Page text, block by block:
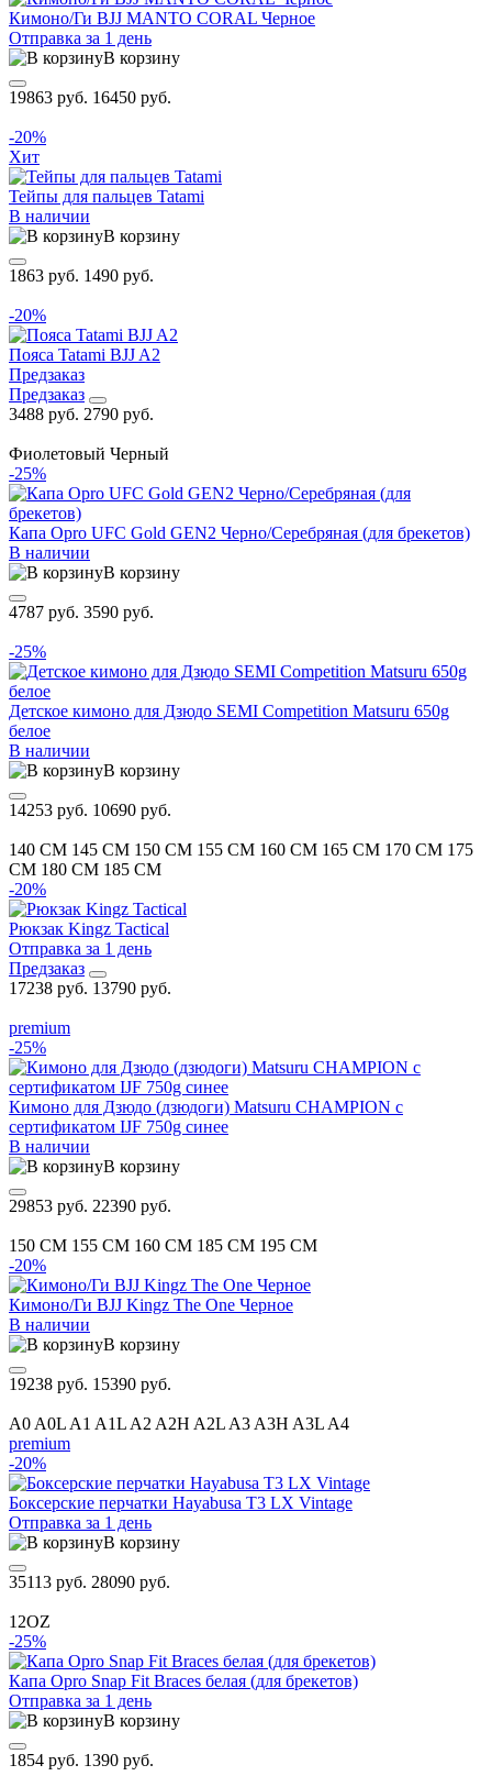
Кимоно/Ги BJJ MANTO CORAL Черное
Отправка за 1 день
В корзину
19863 руб. 16450 руб.
-20%
Хит
Тейпы для пальцев Tatami
В наличии
В корзину
1863 руб. 1490 руб.
-20%
Пояса Tatami BJJ A2
Предзаказ
Предзаказ
3488 руб. 2790 руб.
Фиолетовый Черный
-25%
Капа Opro UFC Gold GEN2 Черно/Серебряная (для брекетов)
В наличии
В корзину
4787 руб. 3590 руб.
-25%
Детское кимоно для Дзюдо SEMI Competition Matsuru 650g
белое
В наличии
В корзину
14253 руб. 10690 руб.
140 CM 145 CM 150 CM 155 CM 160 CM 165 CM 170 CM 175
CM 180 CM 185 CM
-20%
Рюкзак Kingz Tactical
Отправка за 1 день
Предзаказ
17238 руб. 13790 руб.
premium
-25%
Кимоно для Дзюдо (дзюдоги) Matsuru CHAMPION с
сертификатом IJF 750g синее
В наличии
В корзину
29853 руб. 22390 руб.
150 CM 155 CM 160 CM 185 CM 195 CM
-20%
Кимоно/Ги BJJ Kingz The One Черное
В наличии
В корзину
19238 руб. 15390 руб.
A0 A0L A1 A1L A2 A2H A2L A3 A3H A3L A4
premium
-20%
Боксерские перчатки Hayabusa T3 LX Vintage
Отправка за 1 день
В корзину
35113 руб. 28090 руб.
12OZ
-25%
Капа Opro Snap Fit Braces белая (для брекетов)
Отправка за 1 день
В корзину
1854 руб. 1390 руб.